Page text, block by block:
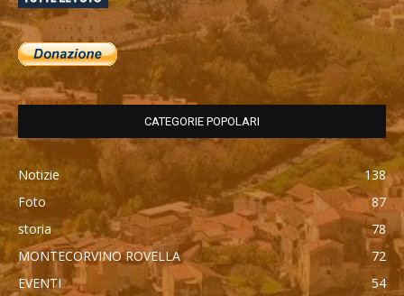
CATEGORIE POPOLARI
Notizie
138
Foto
87
storia
78
MONTECORVINO ROVELLA
72
EVENTI
54